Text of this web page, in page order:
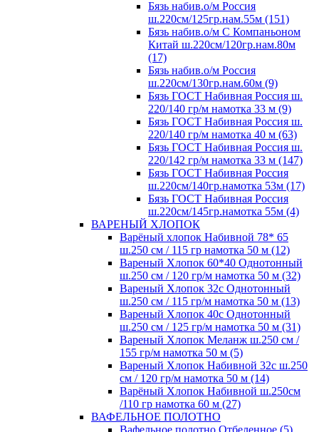
Бязь набив.о/м Россия
ш.220см/125гр.нам.55м (151)
Бязь набив.о/м С Компаньоном
Китай ш.220см/120гр.нам.80м
(17)
Бязь набив.о/м Россия
ш.220см/130гр.нам.60м (9)
Бязь ГОСТ Набивная Россия ш.
220/140 гр/м намотка 33 м (9)
Бязь ГОСТ Набивная Россия ш.
220/140 гр/м намотка 40 м (63)
Бязь ГОСТ Набивная Россия ш.
220/142 гр/м намотка 33 м (147)
Бязь ГОСТ Набивная Россия
ш.220см/140гр.намотка 53м (17)
Бязь ГОСТ Набивная Россия
ш.220см/145гр.намотка 55м (4)
ВАРЕНЫЙ ХЛОПОК
Варёный хлопок Набивной 78* 65
ш.250 см / 115 гр намотка 50 м (12)
Вареный Хлопок 60*40 Однотонный
ш.250 см / 120 гр/м намотка 50 м (32)
Вареный Хлопок 32с Однотонный
ш.250 см / 115 гр/м намотка 50 м (13)
Вареный Хлопок 40с Однотонный
ш.250 см / 125 гр/м намотка 50 м (31)
Вареный Хлопок Меланж ш.250 см /
155 гр/м намотка 50 м (5)
Вареный Хлопок Набивной 32с ш.250
см / 120 гр/м намотка 50 м (14)
Варёный Хлопок Набивной ш.250см
/110 гр намотка 60 м (27)
ВАФЕЛЬНОЕ ПОЛОТНО
Вафельное полотно Отбеленное (5)